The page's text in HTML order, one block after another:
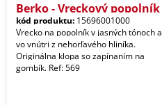
Berko - Vreckový popolník
kód produktu: 15696001000
Vrecko na popolník v jasných tónoch a
vo vnútri z nehorľavého hliníka.
Originálna klopa so zapínaním na
gombík. Ref: 569